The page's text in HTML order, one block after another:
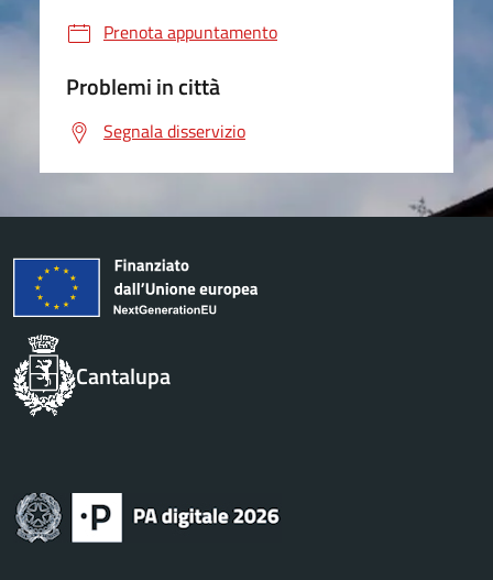
Prenota appuntamento
Problemi in città
Segnala disservizio
Cantalupa